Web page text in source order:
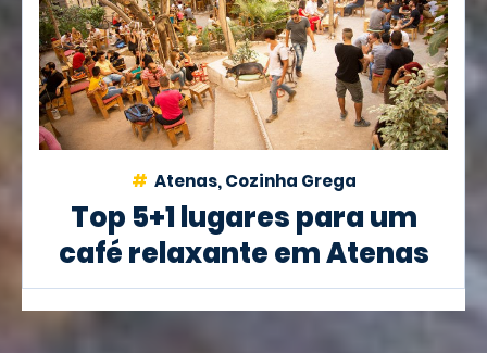
Atenas, Cozinha Grega
Top 5+1 lugares para um
café relaxante em Atenas